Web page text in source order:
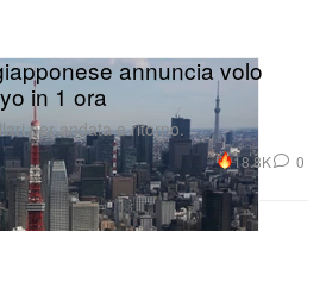
annuncia volo
in 1 ora
per andata e ritorno.
18.8K 0